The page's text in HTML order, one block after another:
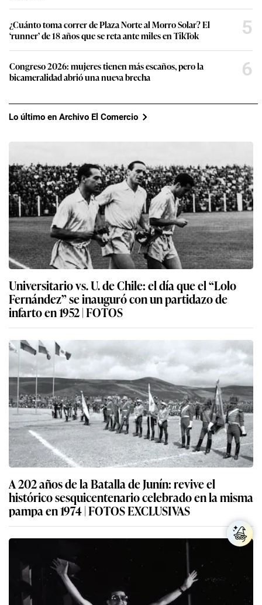
¿Cuánto toma correr de Plaza Norte al Morro Solar? El
‘runner’ de 18 años que se reta ante miles en TikTok
5
Congreso 2026: mujeres tienen más escaños, pero la
bicameralidad abrió una nueva brecha
6
Lo último en Archivo El Comercio
Universitario vs. U. de Chile: el día que el “Lolo
Fernández” se inauguró con un partidazo de
infarto en 1952 | FOTOS
A 202 años de la Batalla de Junín: revive el
histórico sesquicentenario celebrado en la misma
pampa en 1974 | FOTOS EXCLUSIVAS